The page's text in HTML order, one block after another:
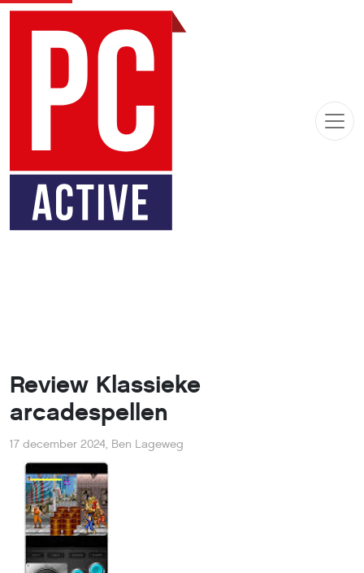
Review Klassieke
arcadespellen
17 december 2024, Ben Lageweg